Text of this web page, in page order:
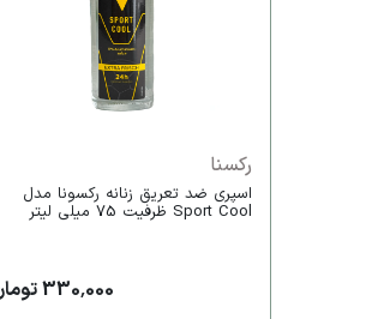
رکسنا
اسپری ضد تعریق زنانه رکسونا مدل
Sport Cool ظرفیت 75 میلی لیتر
330,000 تومان